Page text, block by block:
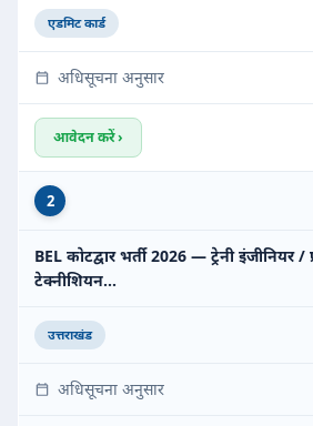
एडमिट कार्ड
अधिसूचना अनुसार
आवेदन करें ›
2
BEL कोटद्वार भर्ती 2026 — ट्रेनी इंजीनियर /
टेक्नीशियन…
उत्तराखंड
अधिसूचना अनुसार